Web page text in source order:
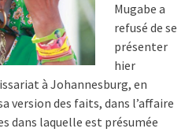
Mugabe a
refusé de se
présenter
hier
à Johannesburg, en
version des faits, dans l’affaire
dans laquelle est présumée